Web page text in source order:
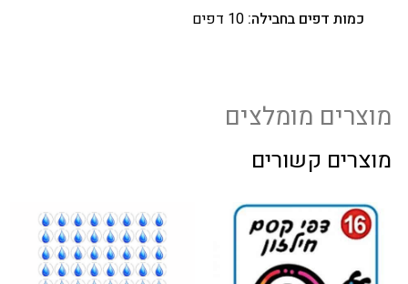
כמות דפים בחבילה:
מוצרים מומלצים
מוצרים קשורים